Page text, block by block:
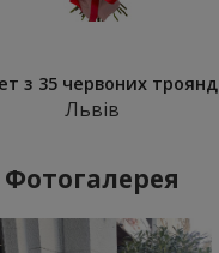
з 35 червоних троянд
Львів
Фотогалерея